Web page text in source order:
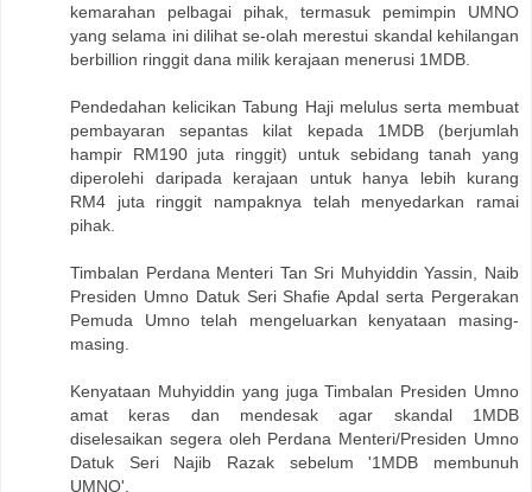
kemarahan pelbagai pihak, termasuk pemimpin UMNO
yang selama ini dilihat se-olah merestui skandal kehilangan
berbillion ringgit dana milik kerajaan menerusi 1MDB.
Pendedahan kelicikan Tabung Haji melulus serta membuat
pembayaran sepantas kilat kepada 1MDB (berjumlah
hampir RM190 juta ringgit) untuk sebidang tanah yang
diperolehi daripada kerajaan untuk hanya lebih kurang
RM4 juta ringgit nampaknya telah menyedarkan ramai
pihak.
Timbalan Perdana Menteri Tan Sri Muhyiddin Yassin, Naib
Presiden Umno Datuk Seri Shafie Apdal serta Pergerakan
Pemuda Umno telah mengeluarkan kenyataan masing-
masing.
Kenyataan Muhyiddin yang juga Timbalan Presiden Umno
amat keras dan mendesak agar skandal 1MDB
diselesaikan segera oleh Perdana Menteri/Presiden Umno
Datuk Seri Najib Razak sebelum '1MDB membunuh
UMNO'.